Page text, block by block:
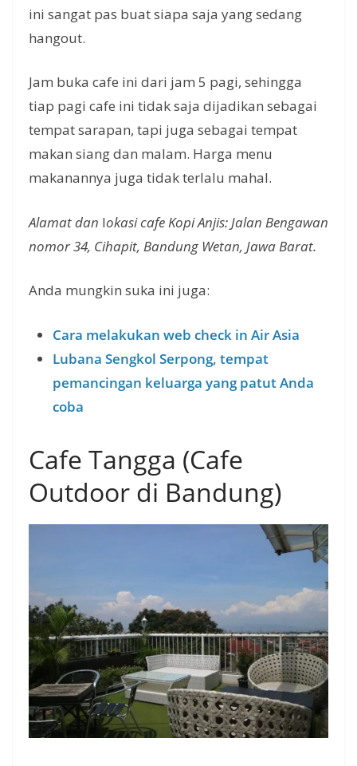
ini sangat pas buat siapa saja yang sedang
hangout.
Jam buka cafe ini dari jam 5 pagi, sehingga
tiap pagi cafe ini tidak saja dijadikan sebagai
tempat sarapan, tapi juga sebagai tempat
makan siang dan malam. Harga menu
makanannya juga tidak terlalu mahal.
Alamat dan lokasi cafe Kopi Anjis: Jalan Bengawan
nomor 34, Cihapit, Bandung Wetan, Jawa Barat.
Anda mungkin suka ini juga:
Cara melakukan web check in Air Asia
Lubana Sengkol Serpong, tempat
pemancingan keluarga yang patut Anda
coba
Cafe Tangga (Cafe
Outdoor di Bandung)